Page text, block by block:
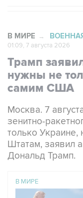
В МИРЕ →
01:09, 7 августа 2026
Трамп
нужны не
самим США
Москва. 7
зенитно-
только
Штатам, заявил
Дональд Трамп.
В МИРЕ